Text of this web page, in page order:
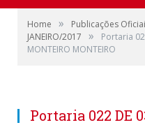
Home » Publicações
JANEIRO/2017
»
Portaria
MONTEIRO MONTEIRO
Portaria 022 DE